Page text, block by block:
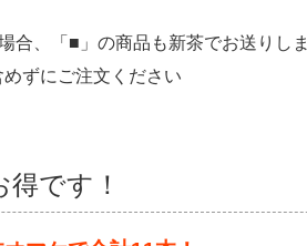
、「■」の商品も新茶でお送りし
ずにご注文ください
です！